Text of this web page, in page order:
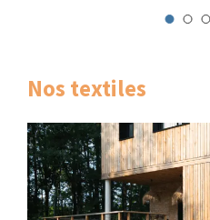
Nos textiles